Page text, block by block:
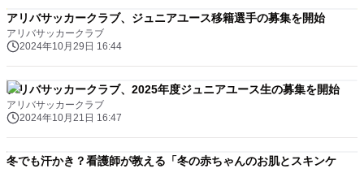
アリバサッカークラブ、ジュニアユース移籍選手の募集を開始
アリバサッカークラブ
2024年10月29日 16:44
アリバサッカークラブ、2025年度ジュニアユース生の募集を開始
アリバサッカークラブ
2024年10月21日 16:47
冬でも汗かき？看護師が教える「冬の赤ちゃんのお肌とスキンケ